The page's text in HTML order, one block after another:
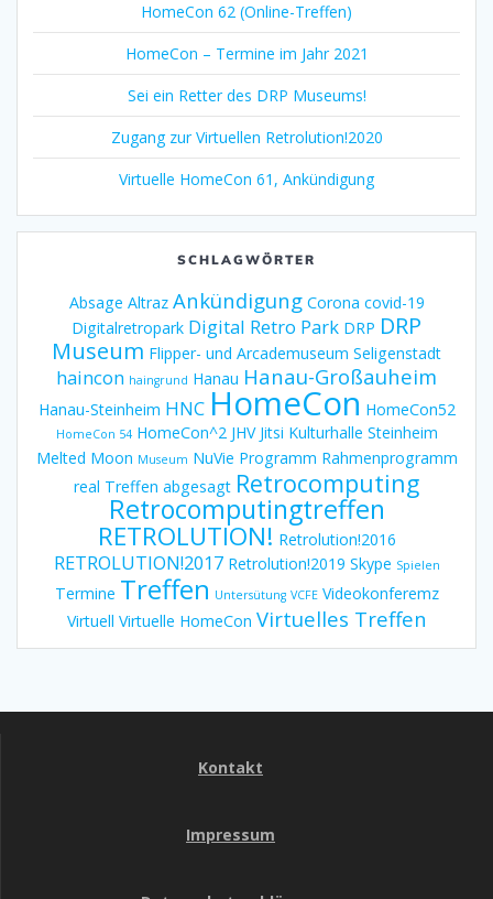
HomeCon 62 (Online-Treffen)
HomeCon – Termine im Jahr 2021
Sei ein Retter des DRP Museums!
Zugang zur Virtuellen Retrolution!2020
Virtuelle HomeCon 61, Ankündigung
SCHLAGWÖRTER
Absage Altraz Ankündigung Corona covid-19
Digitalretropark Digital Retro Park DRP DRP
Museum Flipper- und Arcademuseum Seligenstadt
haincon haingrund Hanau Hanau-Großauheim
Hanau-Steinheim HNC HomeCon HomeCon52
HomeCon 54 HomeCon^2 JHV Jitsi Kulturhalle Steinheim
Melted Moon Museum NuVie Programm Rahmenprogramm
real Treffen abgesagt Retrocomputing
Retrocomputingtreffen
RETROLUTION! Retrolution!2016
RETROLUTION!2017 Retrolution!2019 Skype Spielen
Termine Treffen Untersütung VCFE Videokonferemz
Virtuell Virtuelle HomeCon Virtuelles Treffen
Kontakt
Impressum